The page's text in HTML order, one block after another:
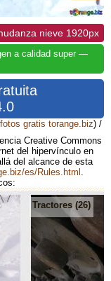
nieve 1920px
a calidad super —
gratis torange.biz) /
Creative Commons
del hipervínculo en
del alcance de esta
es/Rules.html
Tractores (26)